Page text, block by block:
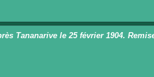
Tananarive le 25 février 1904.